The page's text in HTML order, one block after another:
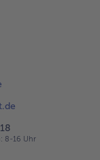
8-16 Uhr